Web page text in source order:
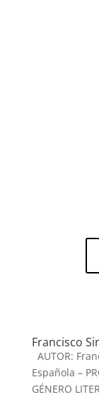
Francisco
AUTOR:
Española –
GÉNERO